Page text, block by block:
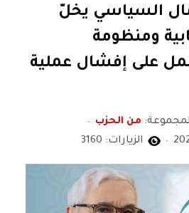
السياسي يخلّ
ومنظومة
على إفشال عملية
من الحزب
الزيارات: 3160